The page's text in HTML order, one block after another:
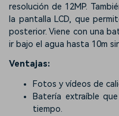
resolución de 12MP.
la pantalla LCD, que
posterior. Viene con una
ir bajo el agua hasta 10m
Ventajas:
Fotos y vídeos de
Batería extraíble
tiempo.